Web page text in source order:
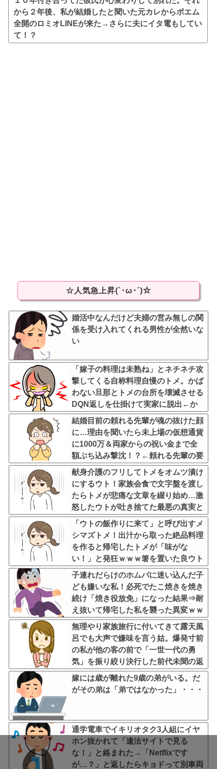
から２年後、私が結婚したと聞いた元カレからポエム
全開のロミオLINEが来た→さらに夫にイタ電もしてい
て！？
☆人気急上昇(`･ω･´)☆
婚活中なんだけど夫婦の営み無しの関
係を受け入れてくれる男性が全然いな
い
「嫁子の料理は未熟ね」とネチネチ攻
撃してくる自称料理自慢のトメ。かば
わない旦那とトメの台所を壊滅させる
DQN返しを仕掛けて実家に脱出←か
ばわない旦那も一緒に痛い目見ろ
結婚目前の頼れる先輩が魂の抜けた顔
に…理由を聞いたら未上場の仮想通貨
に1000万＆両家からの祝い金まで全
額ぶち込み撃沈！？←頼れる先輩の要
素どこ行ったんだよ
献身介護のフリしてトメをオムツ漬け
にするウト！家族会食で文字盤を渡し
たらトメが悲痛な文章を綴り始め…激
怒したウトが吐き捨てた最悪の真実と
は←世間の目しか気にしてない最低旦
那だった
「ウトの飯作りに来て」と呼び出すメ
シマズトメ！出汁から取った絶品料理
を作ると帰宅したトメが「味がな
い！」と発狂ｗｗｗ箸を置いた良ウト
が言い放った言葉とは←良ウトさんの
神対応にスカッとする
子連れだらけのホムパに迷い込んだ子
ども嫌いな私！必死でたこ焼きを焼き
続け「焼き役放免」になった結果⇒耐
え抜いて帰宅した私を襲った異変ｗｗ
ｗ←ストレスで37.5度の熱が出るのは
凄まじい
無理やり家族旅行に付いてきて露天風
呂でも大声で嫌味を言う姑。爆発寸前
の私が他の客の前で「一世一代の勇
気」を振り絞り決行した前代未聞の返
り討ちがこちら←身体を張った捨て身
の反撃すぎる
嫁には歳が離れた9歳の弟がいる。だ
がその弟は「弟ではなかった」・・・
通学電車でイキリオタク3人組にイヤ
ホン抜かれて「違法サイトで見る
な！」と絡まれた→「Netflixです
が…？」と返したらキョドって別車両